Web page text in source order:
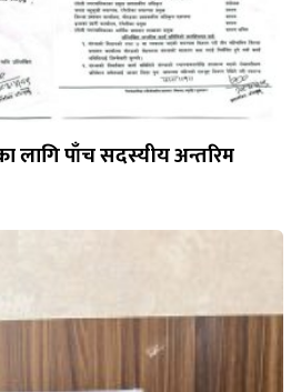
लागि पाँच सदस्यीय अन्तरिम